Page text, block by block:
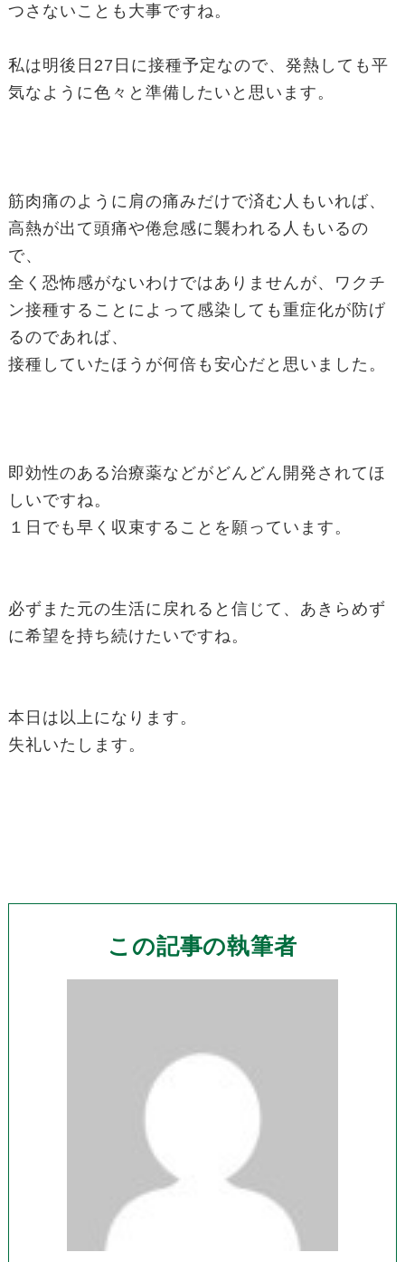
つさないことも大事ですね。
私は明後日27日に接種予定なので、発熱しても平
気なように色々と準備したいと思います。
筋肉痛のように肩の痛みだけで済む人もいれば、
高熱が出て頭痛や倦怠感に襲われる人もいるの
で、
全く恐怖感がないわけではありませんが、ワクチ
ン接種することによって感染しても重症化が防げ
るのであれば、
接種していたほうが何倍も安心だと思いました。
即効性のある治療薬などがどんどん開発されてほ
しいですね。
１日でも早く収束することを願っています。
必ずまた元の生活に戻れると信じて、あきらめず
に希望を持ち続けたいですね。
本日は以上になります。
失礼いたします。
この記事の執筆者